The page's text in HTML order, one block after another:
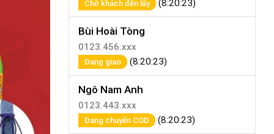
Chờ khách đến lấy (8:20:23)
Bùi Hoài Tòng
0123.456.xxx
Đang giao (8:20:23)
Ngô Nam Anh
0123.443.xxx
Đang chuyển COD (8:20:23)